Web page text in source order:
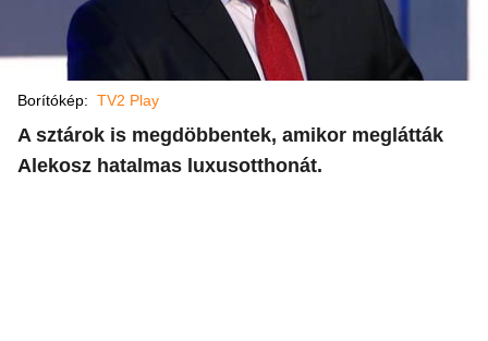
Borítókép: TV2 Play
A sztárok is megdöbbentek, amikor meglátták
Alekosz hatalmas luxusotthonát.